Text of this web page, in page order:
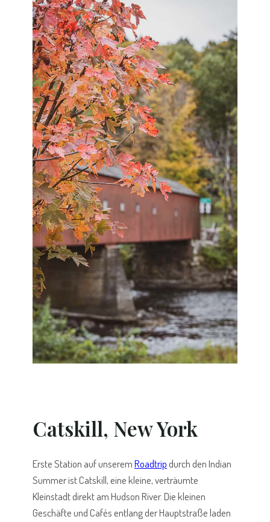
Catskill, New York
Erste Station auf unseremRoadtripdurch den Indian
Summer ist Catskill, eine kleine, verträumte
Kleinstadt direkt am Hudson River. Die kleinen
Geschäfte und Cafés entlang der Hauptstraße laden